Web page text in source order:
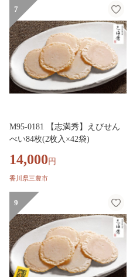
渡市
7
M95-0181 【志満秀】えびせん
べい84枚(2枚入×42袋)
14,000 円
香川県三豊市
9